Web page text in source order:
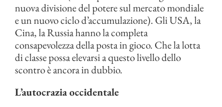
nuova divisione del potere sul mercato mondiale
e un nuovo ciclo d’accumulazione). Gli USA, la
Cina, la Russia hanno la completa
consapevolezza della posta in gioco. Che la lotta
di classe possa elevarsi a questo livello dello
scontro è ancora in dubbio.
L’autocrazia occidentale